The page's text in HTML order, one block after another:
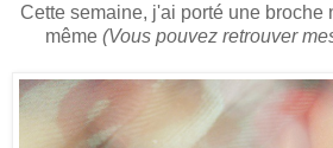
Cette semaine, j'ai porté une broche
même (Vous pouvez retrouver